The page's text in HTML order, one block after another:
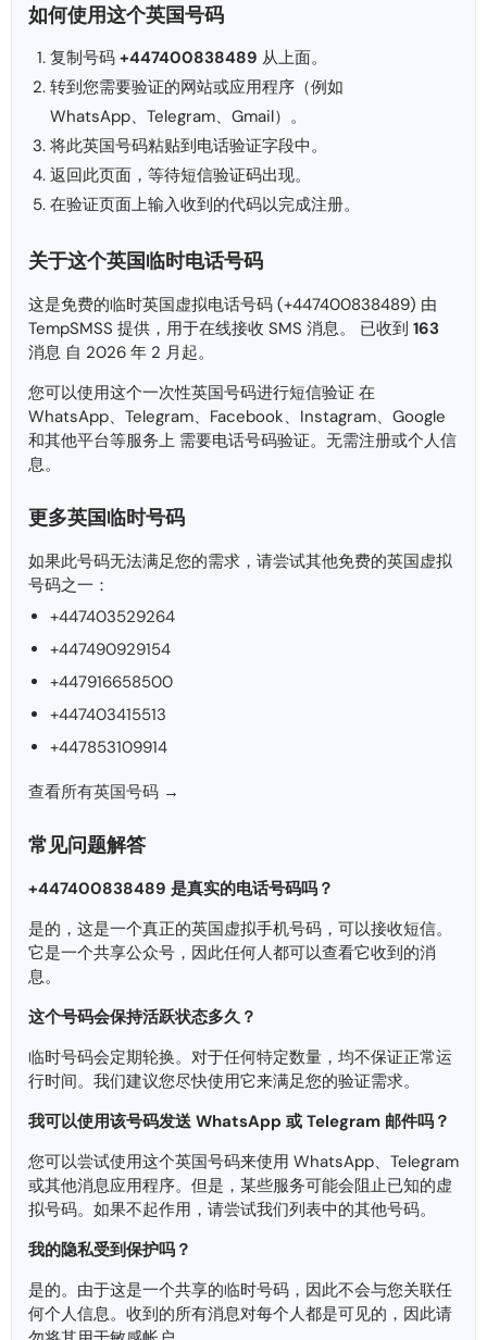
如何使用这个英国号码
复制号码 +447400838489 从上面。
转到您需要验证的网站或应用程序（例如
WhatsApp、Telegram、Gmail）。
将此英国号码粘贴到电话验证字段中。
返回此页面，等待短信验证码出现。
在验证页面上输入收到的代码以完成注册。
关于这个英国临时电话号码
这是免费的临时英国虚拟电话号码 (+447400838489) 由
TempSMSS 提供，用于在线接收 SMS 消息。 已收到 163
消息 自 2026 年 2 月起。
您可以使用这个一次性英国号码进行短信验证 在
WhatsApp、Telegram、Facebook、Instagram、Google
和其他平台等服务上 需要电话号码验证。无需注册或个人信
息。
更多英国临时号码
如果此号码无法满足您的需求，请尝试其他免费的英国虚拟
号码之一：
+447403529264
+447490929154
+447916658500
+447403415513
+447853109914
查看所有英国号码 →
常见问题解答
+447400838489 是真实的电话号码吗？
是的，这是一个真正的英国虚拟手机号码，可以接收短信。
它是一个共享公众号，因此任何人都可以查看它收到的消
息。
这个号码会保持活跃状态​​多久？
临时号码会定期轮换。对于任何特定数量，均不保证正常运
行时间。我们建议您尽快使用它来满足您的验证需求。
我可以使用该号码发送 WhatsApp 或 Telegram 邮件吗？
您可以尝试使用这个英国号码来使用 WhatsApp、Telegram
或其他消息应用程序。但是，某些服务可能会阻止已知的虚
拟号码。如果不起作用，请尝试我们列表中的其他号码。
我的隐私受到保护吗？
是的。由于这是一个共享的临时号码，因此不会与您关联任
何个人信息。收到的所有消息对每个人都是可见的，因此请